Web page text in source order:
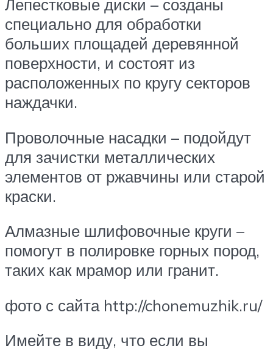
Лепестковые диски – созданы
специально для обработки
больших площадей деревянной
поверхности, и состоят из
расположенных по кругу секторов
наждачки.
Проволочные насадки – подойдут
для зачистки металлических
элементов от ржавчины или старой
краски.
Алмазные шлифовочные круги –
помогут в полировке горных пород,
таких как мрамор или гранит.
фото с сайта http://chonemuzhik.ru/
Имейте в виду, что если вы